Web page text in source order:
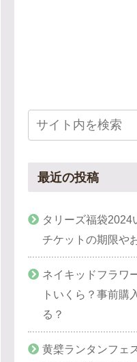
最近の投稿
タリーズ福袋2024
チケットの期限や
ネイキッドフラワ
トいくら？事前購
る？
黄檗ランタンフェ